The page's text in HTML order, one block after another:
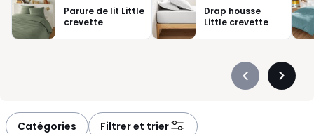
Parure de lit Little
crevette
Drap housse
Little crevette
Précédent
Catégories Filtrer et trier